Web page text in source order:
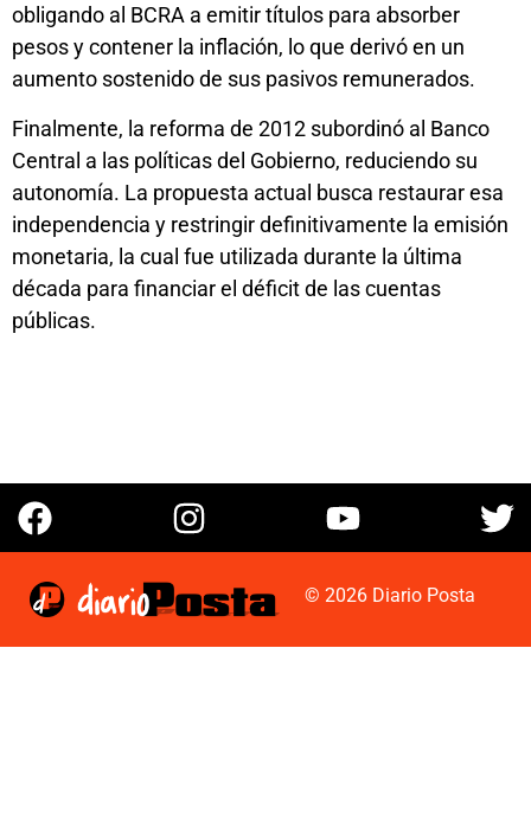
obligando al BCRA a emitir títulos para absorber
pesos y contener la inflación, lo que derivó en un
aumento sostenido de sus pasivos remunerados.
Finalmente, la reforma de 2012 subordinó al Banco
Central a las políticas del Gobierno, reduciendo su
autonomía. La propuesta actual busca restaurar esa
independencia y restringir definitivamente la emisión
monetaria, la cual fue utilizada durante la última
década para financiar el déficit de las cuentas
públicas.
© 2026 Diario Posta